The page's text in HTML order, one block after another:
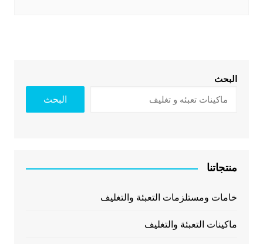
البحث
البحث
منتجاتنا
خامات ومستلزمات التعبئة والتغليف
ماكينات التعبئة والتغليف